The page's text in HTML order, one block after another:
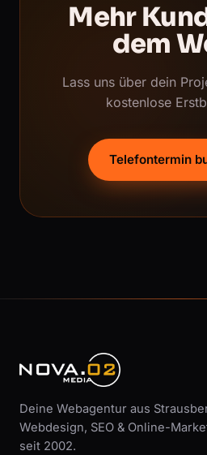
Mehr
dem
Lass uns über dein
kostenlose
Telefontermin
Deine Webagentur aus
Webdesign, SEO & Online-
seit 2002.